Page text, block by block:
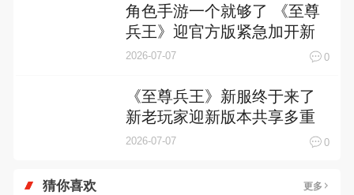
角色手游一个就够了 《至尊
兵王》迎官方版紧急加开新
服
2026-07-07 0
《至尊兵王》新服终于来了
新老玩家迎新版本共享多重
礼遇
2026-07-07 0
猜你喜欢 更多